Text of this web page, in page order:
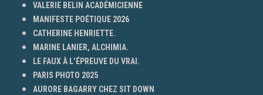
VALERIE BELIN ACADÉMICIENNE
MANIFESTE POÉTIQUE 2026
CATHERINE HENRIETTE.
MARINE LANIER, ALCHIMIA.
LE FAUX À L’ÉPREUVE DU VRAI.
PARIS PHOTO 2025
AURORE BAGARRY CHEZ SIT DOWN